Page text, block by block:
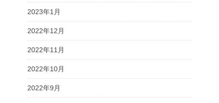
2023年1月
2022年12月
2022年11月
2022年10月
2022年9月